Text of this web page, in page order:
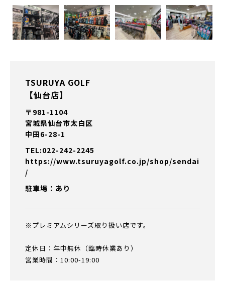
TSURUYA GOLF
【仙台店】
〒981-1104
宮城県仙台市太白区
中田6-28-1
TEL:022-242-2245
https://www.tsuruyagolf.co.jp/shop/sendai
/
駐車場：あり
※プレミアムシリーズ取り扱い店です。
定休日：年中無休（臨時休業あり）
営業時間：10:00-19:00